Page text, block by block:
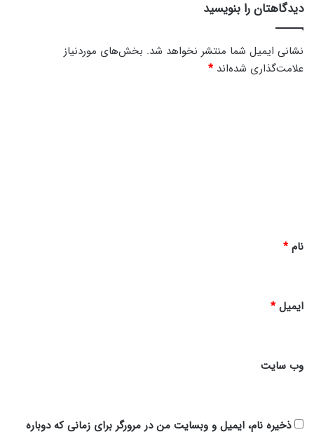
ا
م
1
7
2
دیدگاهتان را بنویسید
نشانی ایمیل شما منتشر نخواهد شد. بخش‌های موردنیاز
علامت‌گذاری شده‌اند*
نام*
ایمیل*
وب‌ سایت
ذخیره نام، ایمیل و وبسایت من در مرورگر برای زمانی که دوباره